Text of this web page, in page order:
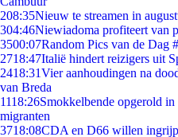
208:35Nieuw te streamen in
304:46Niewiadoma profiteert van
3500:07Random Pics van de Dag
2718:47Italië hindert reizigers uit
2418:31Vier aanhoudingen na
van Breda
1118:26Smokkelbende opgerold
migranten
3718:08CDA en D66 willen